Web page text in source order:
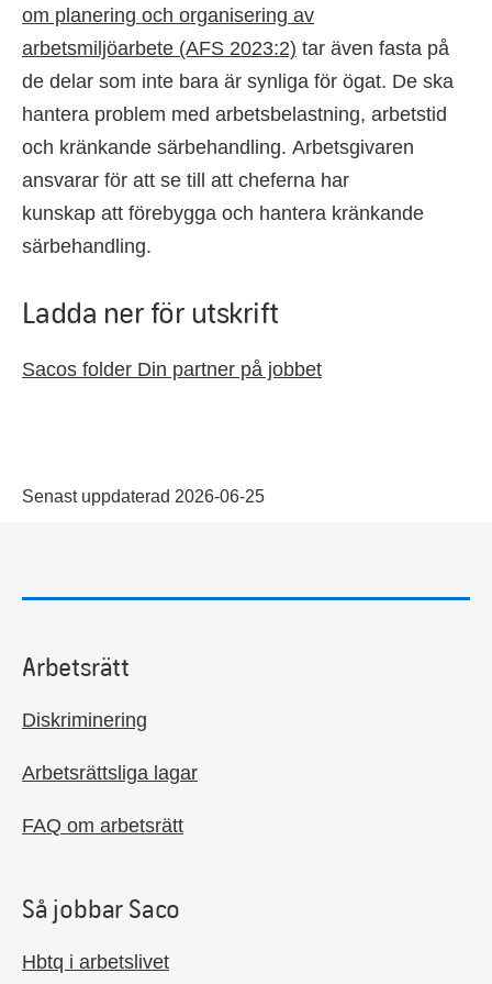
om planering och organisering av
arbetsmiljöarbete (AFS 2023:2) tar även fasta på
de delar som inte bara är synliga för ögat. De ska
hantera problem med arbetsbelastning, arbetstid
och kränkande särbehandling. Arbetsgivaren
ansvarar för att se till att cheferna har
kunskap att förebygga och hantera kränkande
särbehandling.
Ladda ner för utskrift
Sacos folder Din partner på jobbet
Senast uppdaterad 2026-06-25
Arbetsrätt
Diskriminering
Arbetsrättsliga lagar
FAQ om arbetsrätt
Så jobbar Saco
Hbtq i arbetslivet